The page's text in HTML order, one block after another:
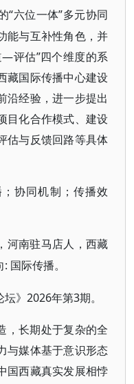
“六位一体”多元协同
能与互补性角色，并
评估”四个维度的系
藏国际传播中心建设
沿经验，进一步提出
目化合作模式、建设
估与反馈回路等具体
；协同机制；传播效
河南驻马店人，西藏
: 国际传播。
》 2026年第3期。
，长期处于复杂的全
与媒体基于意识形态
国西藏真实发展相悖